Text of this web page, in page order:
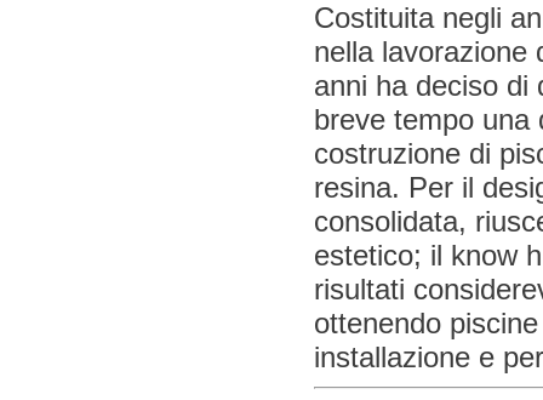
Costituita negli
nella lavorazione
anni ha deciso di
breve tempo una
costruzione di
resina. Per il
consolidata,
estetico; il know
risultati
ottenendo
installazione e